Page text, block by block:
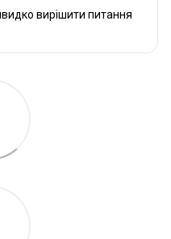
вирішити питання